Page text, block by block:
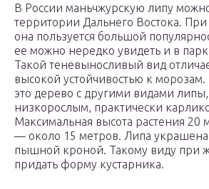
В России маньчжурскую липу
территории Дальнего Востока.
она пользуется большой
ее можно нередко увидеть и в
Такой теневыносливый вид
высокой устойчивостью к морозам.
это дерево с другими видами липы,
низкорослым, практически
Максимальная высота растения 20
— около 15 метров. Липа украшена
пышной кроной. Такому виду при
придать форму кустарника.